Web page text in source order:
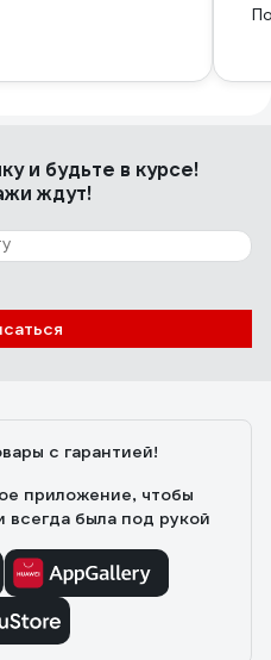
и будьте в курсе!
ждут!
с гарантией!
приложение, чтобы
всегда была под рукой